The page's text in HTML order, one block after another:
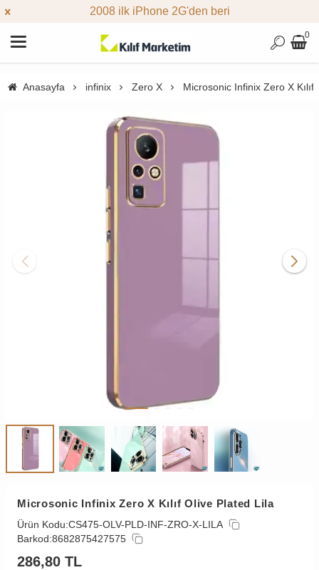
2008 ilk iPhone 2G'den beri
0
Anasayfa infinix Zero X Microsonic Infinix Zero X
Microsonic Infinix Zero X Kılıf Olive Plated Lila
Ürün Kodu:CS475-OLV-PLD-INF-ZRO-X-LILA
Barkod:8682875427575
286,80 TL